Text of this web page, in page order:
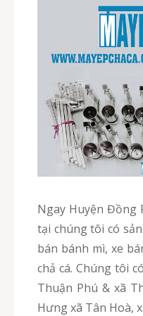
Ngay Huyện Đồng Phù của Bình Phước, hiện
tại chúng tôi có
bán bánh mì, xe
chả cá. Chúng tôi
Thuận Phú & xã
Hưng xã Tân Hoà,